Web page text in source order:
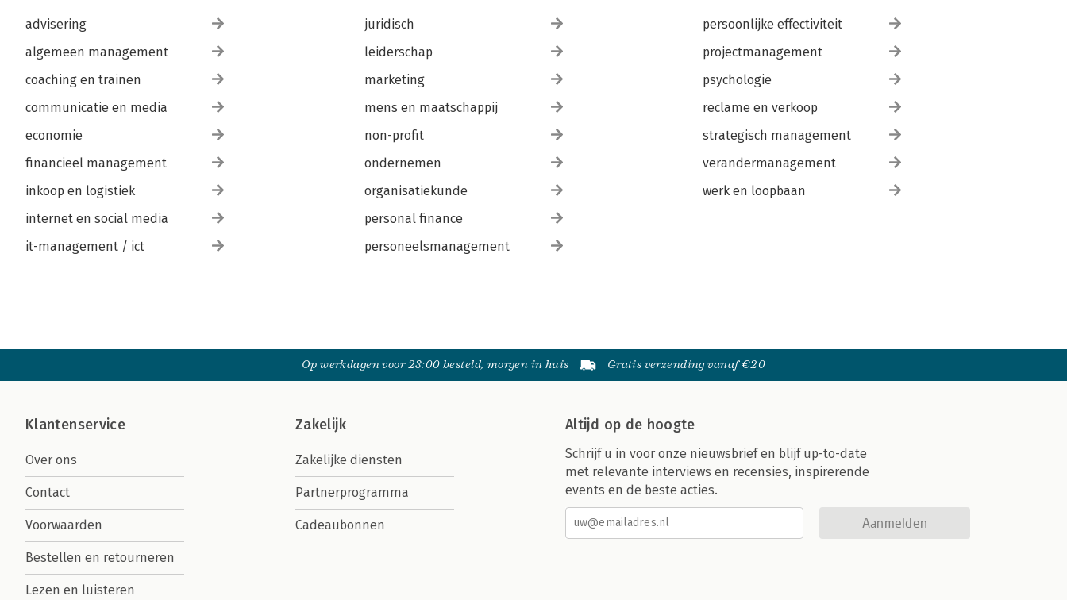
advisering
algemeen management
coaching en trainen
communicatie en media
economie
financieel management
inkoop en logistiek
internet en social media
it-management / ict
juridisch
leiderschap
marketing
mens en maatschappij
non-profit
ondernemen
organisatiekunde
personal finance
personeelsmanagement
persoonlijke effectiviteit
projectmanagement
psychologie
reclame en verkoop
strategisch management
verandermanagement
werk en loopbaan
Op werkdagen voor 23:00 besteld, morgen in huis Gratis verzending vanaf €20
Klantenservice
Over ons
Contact
Voorwaarden
Bestellen en retourneren
Lezen en luisteren
Zakelijk
Zakelijke diensten
Partnerprogramma
Cadeaubonnen
Altijd op de hoogte
Schrijf u in voor onze nieuwsbrief en blijf up-to-date
met relevante interviews en recensies, inspirerende
events en de beste acties.
Aanmelden